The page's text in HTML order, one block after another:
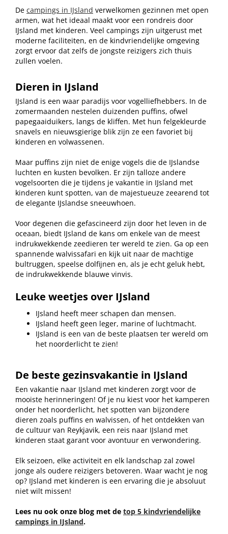
De campings in IJsland verwelkomen gezinnen met open
armen, wat het ideaal maakt voor een rondreis door
IJsland met kinderen. Veel campings zijn uitgerust met
moderne faciliteiten, en de kindvriendelijke omgeving
zorgt ervoor dat zelfs de jongste reizigers zich thuis
zullen voelen.
Dieren in IJsland
IJsland is een waar paradijs voor vogelliefhebbers. In de
zomermaanden nestelen duizenden puffins, ofwel
papegaaiduikers, langs de kliffen. Met hun felgekleurde
snavels en nieuwsgierige blik zijn ze een favoriet bij
kinderen en volwassenen.
Maar puffins zijn niet de enige vogels die de IJslandse
luchten en kusten bevolken. Er zijn talloze andere
vogelsoorten die je tijdens je vakantie in IJsland met
kinderen kunt spotten, van de majestueuze zeearend tot
de elegante IJslandse sneeuwhoen.
Voor degenen die gefascineerd zijn door het leven in de
oceaan, biedt IJsland de kans om enkele van de meest
indrukwekkende zeedieren ter wereld te zien. Ga op een
spannende walvissafari en kijk uit naar de machtige
bultruggen, speelse dolfijnen en, als je echt geluk hebt,
de indrukwekkende blauwe vinvis.
Leuke weetjes over IJsland
IJsland heeft meer schapen dan mensen.
IJsland heeft geen leger, marine of luchtmacht.
IJsland is een van de beste plaatsen ter wereld om
het noorderlicht te zien!
De beste gezinsvakantie in IJsland
Een vakantie naar IJsland met kinderen zorgt voor de
mooiste herinneringen! Of je nu kiest voor het kamperen
onder het noorderlicht, het spotten van bijzondere
dieren zoals puffins en walvissen, of het ontdekken van
de cultuur van Reykjavik, een reis naar IJsland met
kinderen staat garant voor avontuur en verwondering.
Elk seizoen, elke activiteit en elk landschap zal zowel
jonge als oudere reizigers betoveren. Waar wacht je nog
op? IJsland met kinderen is een ervaring die je absoluut
niet wilt missen!
Lees nu ook onze blog met de top 5 kindvriendelijke
campings in IJsland.